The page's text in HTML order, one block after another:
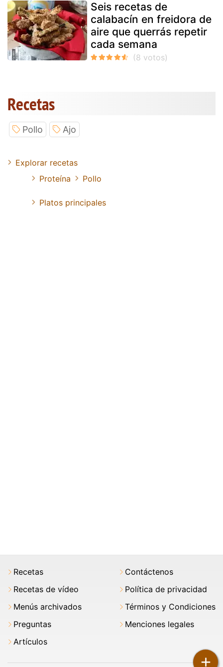
+
Seis recetas de
calabacín en freidora de
aire que querrás repetir
cada semana
Recetas
Pollo Ajo
Explorar recetas
Proteína
Pollo
Platos principales
Recetas
Recetas de vídeo
Menús archivados
Preguntas
Artículos
Contáctenos
Política de privacidad
Términos y Condiciones
Menciones legales